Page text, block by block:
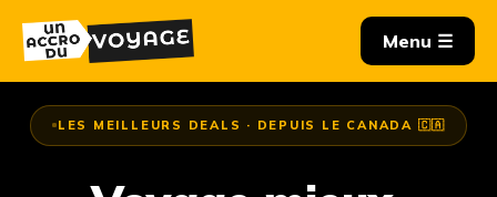
LES MEILLEURS DEALS · DEPUIS LE CANADA 🇨🇦